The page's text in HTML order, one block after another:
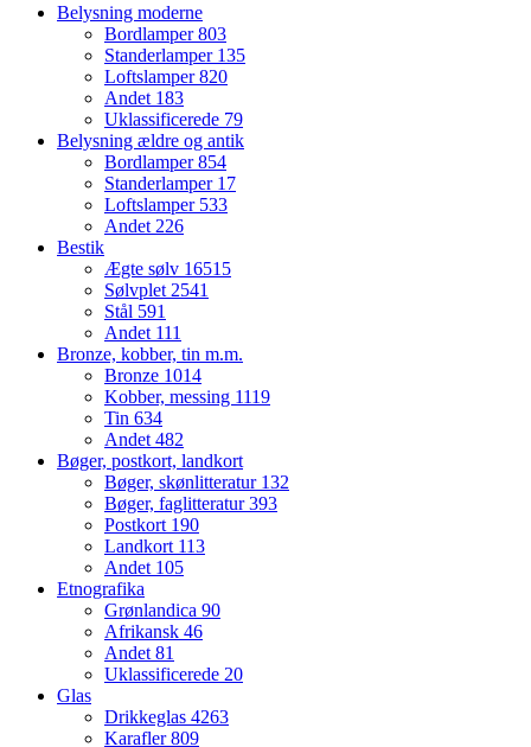
Belysning moderne
Bordlamper803
Standerlamper 135
Loftslamper820
Andet 183
Uklassificerede 79
Belysning ældre og antik
Bordlamper854
Standerlamper 17
Loftslamper 533
Andet 226
Bestik
Ægte sølv 16515
Sølvplet 2541
Stål 591
Andet 111
Bronze, kobber, tin m.m.
Bronze 1014
Kobber, messing 1119
Tin 634
Andet 482
Bøger, postkort, landkort
Bøger, skønlitteratur 132
Bøger, faglitteratur393
Postkort 190
Landkort 113
Andet 105
Etnografika
Grønlandica 90
Afrikansk 46
Andet 81
Uklassificerede 20
Glas
Drikkeglas 4263
Karafler809